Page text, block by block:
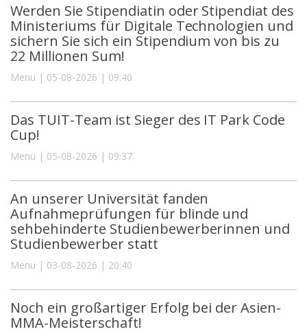
Werden Sie Stipendiatin oder Stipendiat des
Ministeriums für Digitale Technologien und
sichern Sie sich ein Stipendium von bis zu
22 Millionen Sum!
Menu | 05-08-2026 | 09:40
Das TUIT-Team ist Sieger des IT Park Code
Cup!
Menu | 05-08-2026 | 09:37
An unserer Universität fanden
Aufnahmeprüfungen für blinde und
sehbehinderte Studienbewerberinnen und
Studienbewerber statt
Menu | 03-08-2026 | 20:40
Noch ein großartiger Erfolg bei der Asien-
MMA-Meisterschaft!